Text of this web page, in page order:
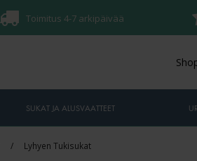
Toimitus 4-7 arkipäivää
SUKAT JA ALUSVAATTEET
/ Lyhyen Tukisukat